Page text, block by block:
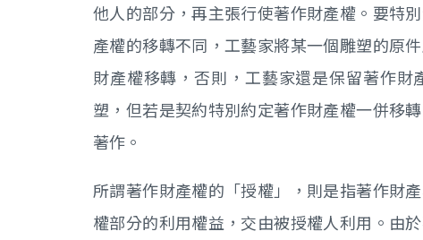
他人的部分，再主張行使著作財產權。要特
產權的移轉不同，工藝家將某一個雕塑的原
財產權移轉，否則，工藝家還是保留著作
塑，但若是契約特別約定著作財產權一併移
著作。
所謂著作財產權的「授權」，則是指著作財
權部分的利用權益，交由被授權人利用。由